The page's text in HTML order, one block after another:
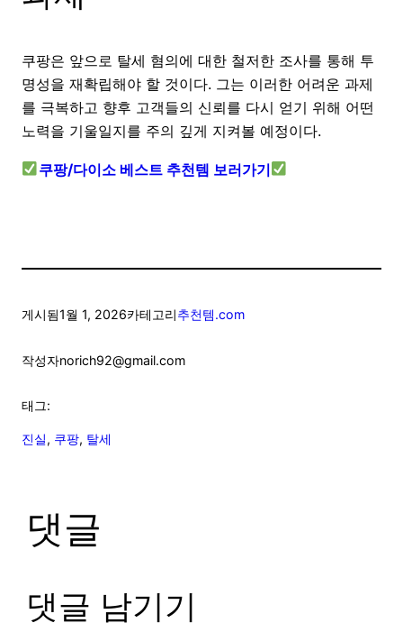
쿠팡은 앞으로 탈세 혐의에 대한 철저한 조사를 통해 투
명성을 재확립해야 할 것이다. 그는 이러한 어려운 과제
를 극복하고 향후 고객들의 신뢰를 다시 얻기 위해 어떤
노력을 기울일지를 주의 깊게 지켜볼 예정이다.
쿠팡/다이소 베스트 추천템 보러가기
게시됨1월 1, 2026카테고리추천템.com
작성자norich92@gmail.com
태그:
진실, 쿠팡, 탈세
댓글
댓글 남기기